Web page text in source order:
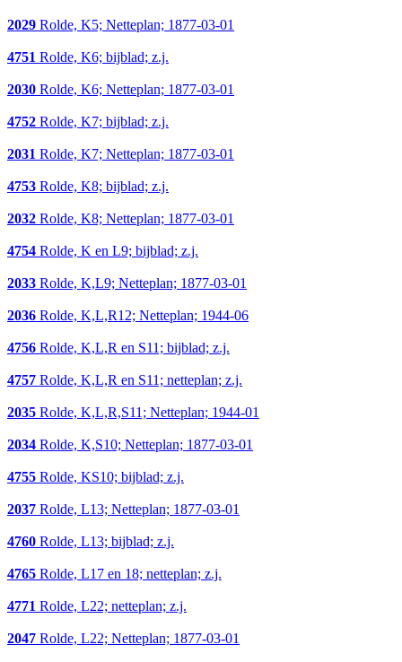
2029 Rolde, K5; Netteplan; 1877-03-01
4751 Rolde, K6; bijblad; z.j.
2030 Rolde, K6; Netteplan; 1877-03-01
4752 Rolde, K7; bijblad; z.j.
2031 Rolde, K7; Netteplan; 1877-03-01
4753 Rolde, K8; bijblad; z.j.
2032 Rolde, K8; Netteplan; 1877-03-01
4754 Rolde, K en L9; bijblad; z.j.
2033 Rolde, K,L9; Netteplan; 1877-03-01
2036 Rolde, K,L,R12; Netteplan; 1944-06
4756 Rolde, K,L,R en S11; bijblad; z.j.
4757 Rolde, K,L,R en S11; netteplan; z.j.
2035 Rolde, K,L,R,S11; Netteplan; 1944-01
2034 Rolde, K,S10; Netteplan; 1877-03-01
4755 Rolde, KS10; bijblad; z.j.
2037 Rolde, L13; Netteplan; 1877-03-01
4760 Rolde, L13; bijblad; z.j.
4765 Rolde, L17 en 18; netteplan; z.j.
4771 Rolde, L22; netteplan; z.j.
2047 Rolde, L22; Netteplan; 1877-03-01